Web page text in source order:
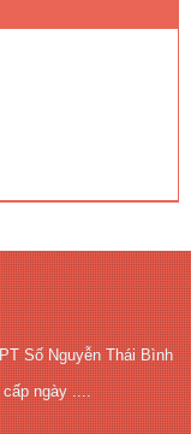
Số Nguyễn Thái Bình
ngày ....